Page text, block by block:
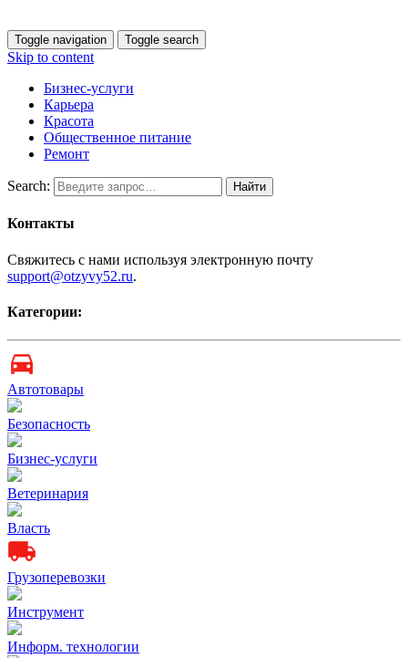
Toggle navigation Toggle search
Skip to content
Бизнес-услуги
Карьера
Красота
Общественное питание
Ремонт
Search:
Контакты
Свяжитесь с нами используя электронную почту
support@otzyvy52.ru.
Категории:
Автотовары
Безопасность
Бизнес-услуги
Ветеринария
Власть
Грузоперевозки
Инструмент
Информ. технологии